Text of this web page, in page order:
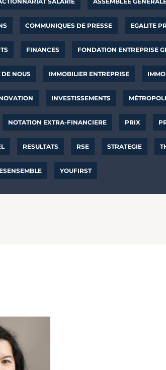
COMMUNIQUES DE PRESSE EGALITE
FINANCES FONDATION ENTREPRISE
DE NOUS IMMOBILIER ENTREPRISE
INVESTISSEMENTS
NOTATION EXTRA-FINANCIERE PRIX
RESULTATS RSE STRATEGIE
YOUFIRST